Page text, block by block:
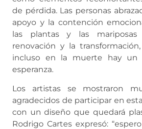
de pérdida. Las personas
apoyo y la contención
las plantas y las mariposas
renovación y la
incluso en la muerte hay
esperanza.
Los artistas se mostraron
agradecidos de participar en
con un diseño que quedará
Rodrigo Cartes expresó: